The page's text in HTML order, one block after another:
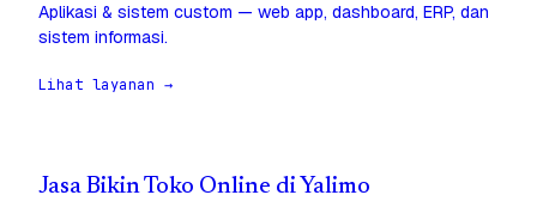
Aplikasi & sistem custom — web app, dashboard, ERP, dan
sistem informasi.
Lihat layanan →
Jasa Bikin Toko Online di Yalimo